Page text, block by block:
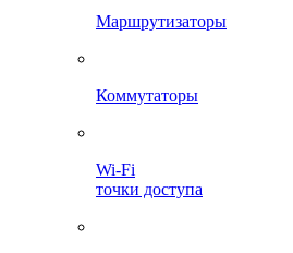
Маршрутизаторы
Коммутаторы
Wi-Fi
точки доступа